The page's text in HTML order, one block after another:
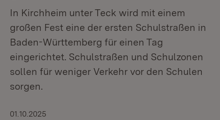
In Kirchheim unter Teck wird mit einem
großen Fest eine der ersten Schulstraßen in
Baden-Württemberg für einen Tag
eingerichtet. Schulstraßen und Schulzonen
sollen für weniger Verkehr vor den Schulen
sorgen.
01.10.2025